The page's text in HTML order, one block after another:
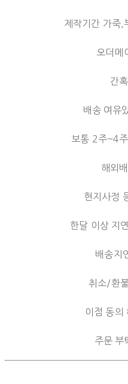
제작기간 가죽,
오더메
간
배송 여유
보통 2주~4
해외
현지사정
한달 이상 지
배송지
취소/환
이점 동의
주문 부